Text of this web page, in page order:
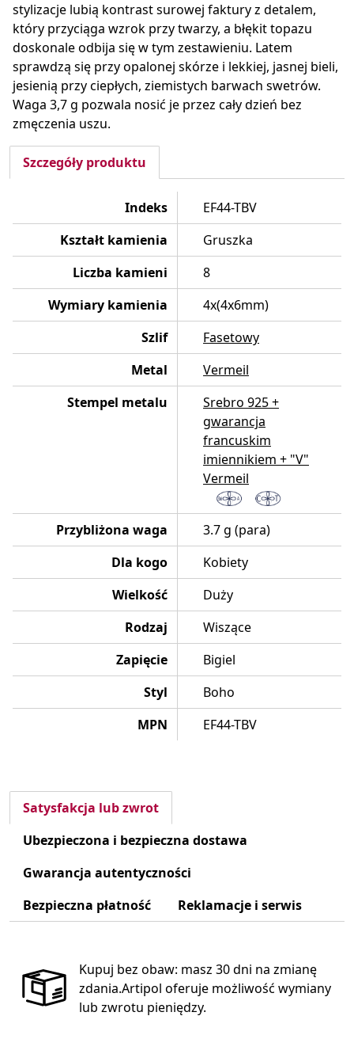
stylizacje lubią kontrast surowej faktury z detalem,
który przyciąga wzrok przy twarzy, a błękit topazu
doskonale odbija się w tym zestawieniu. Latem
sprawdzą się przy opalonej skórze i lekkiej, jasnej bieli,
jesienią przy ciepłych, ziemistych barwach swetrów.
Waga 3,7 g pozwala nosić je przez cały dzień bez
zmęczenia uszu.
Szczegóły produktu
Indeks
EF44-TBV
Kształt kamienia
Gruszka
Liczba kamieni
8
Wymiary kamienia
4x(4x6mm)
Szlif
Fasetowy
Metal
Vermeil
Stempel metalu
Srebro 925 +
gwarancja
francuskim
imiennikiem + "V"
Vermeil
Przybliżona waga
3.7 g (para)
Dla kogo
Kobiety
Wielkość
Duży
Rodzaj
Wiszące
Zapięcie
Bigiel
Styl
Boho
MPN
EF44-TBV
Satysfakcja lub zwrot
Ubezpieczona i bezpieczna dostawa
Gwarancja autentyczności
Bezpieczna płatność
Reklamacje i serwis
Kupuj bez obaw: masz 30 dni na zmianę
zdania.Artipol oferuje możliwość wymiany
lub zwrotu pieniędzy.